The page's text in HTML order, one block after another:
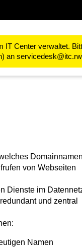
Center verwaltet.
an
Name System)
Domainnamen
von Webseiten
Dienste im
und zentral
Namen